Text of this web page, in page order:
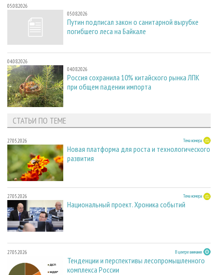
05.08.2026
05.08.2026
Путин подписал закон о санитарной вырубке
погибшего леса на Байкале
04.08.2026
04.08.2026
Россия сохранила 10% китайского рынка ЛПК
при общем падении импорта
СТАТЬИ ПО ТЕМЕ
27.05.2026 Тема номера
Новая платформа для роста и технологического
развития
27.05.2026 Тема номера
Национальный проект. Хроника событий
27.05.2026 В центре внимания
Тенденции и перспективы лесопромышленного
комплекса России